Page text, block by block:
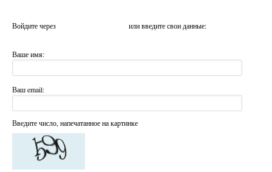
Войдите через или введите свои данные:
Ваше имя:
Ваш email:
Введите число, напечатанное на картинке